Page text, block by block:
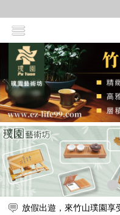
<
放假出遊，來竹山璞園享